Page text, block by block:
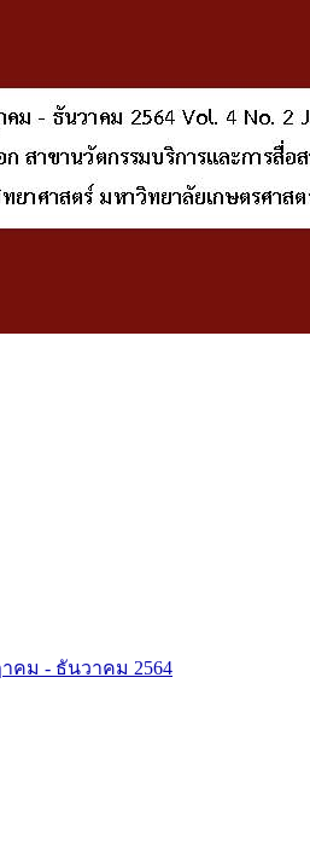
คม - ธันวาคม 2564